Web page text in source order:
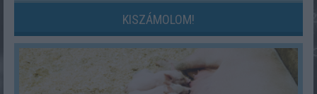
KISZÁMOLOM!